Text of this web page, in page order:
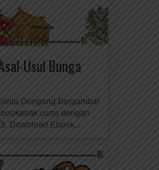
Usul Bunga
Dongeng Bergambar
dengan
Download Ebook...